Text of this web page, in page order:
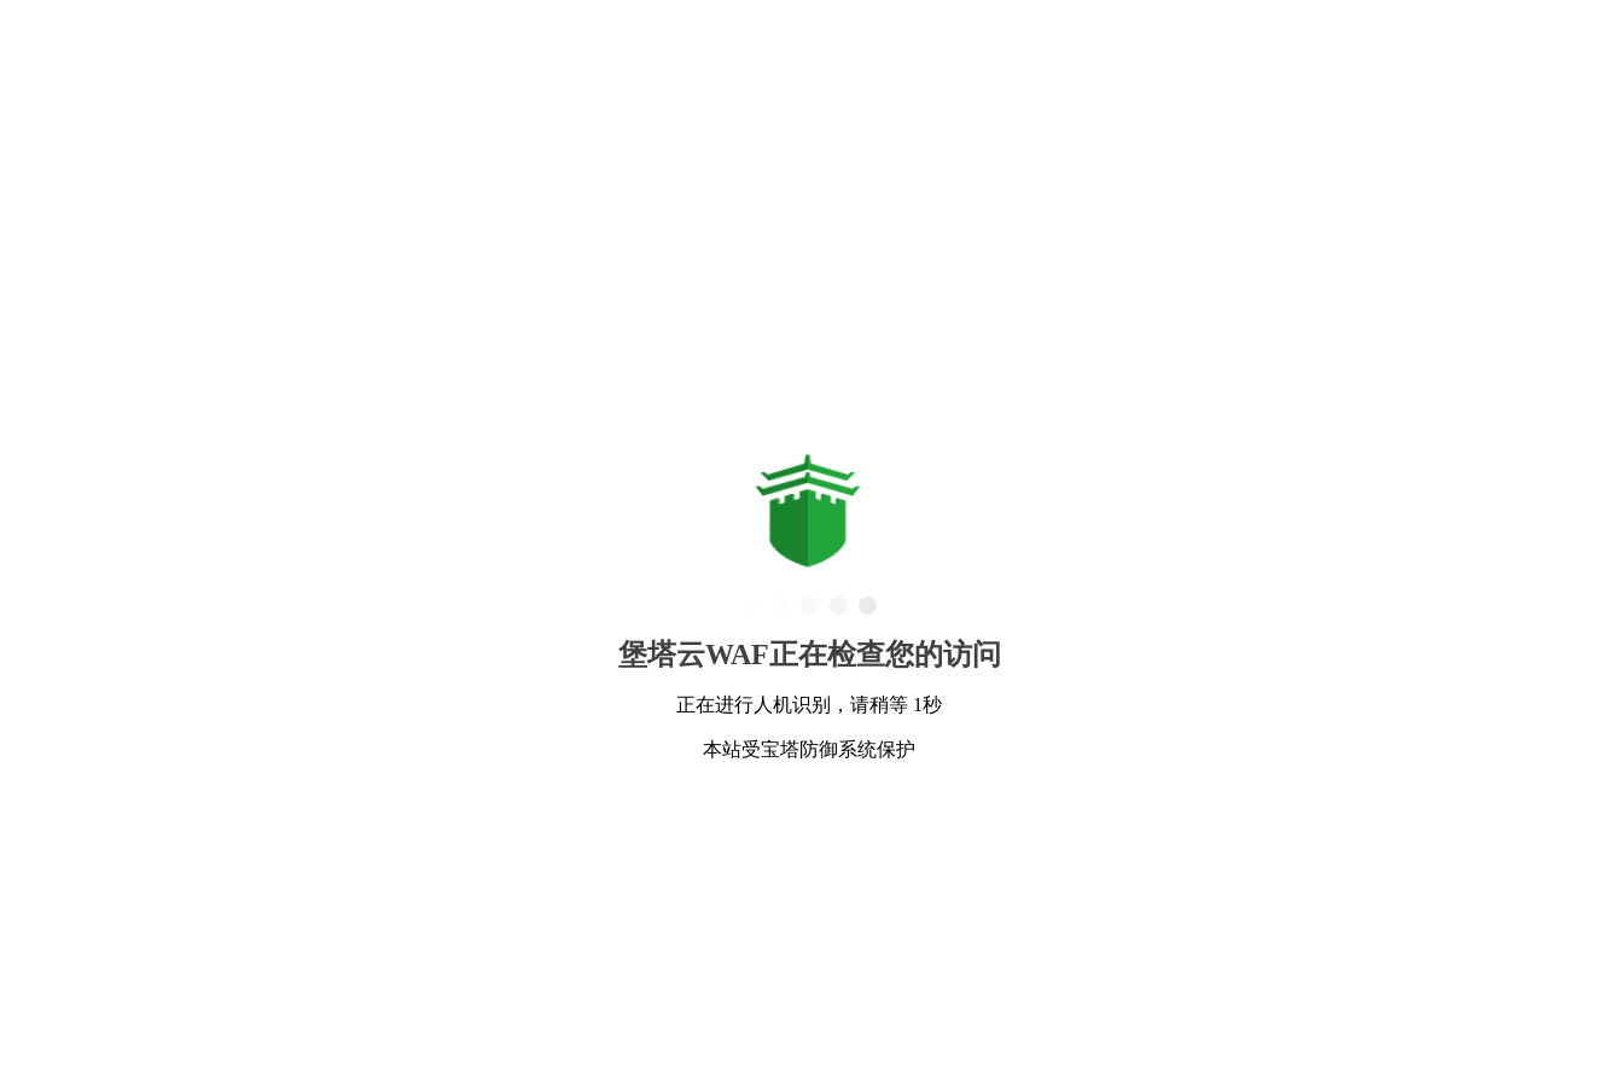
堡塔云WAF正在检查您的访问
正在进行人机识别，请稍等 1秒
本站受宝塔防御系统保护